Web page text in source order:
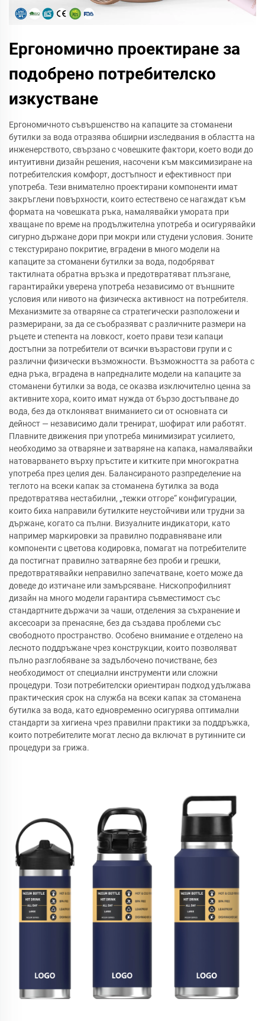
Ергономично проектиране за
подобрено потребителско
изкустване
Ергономичното съвършенство на капаците за стоманени
бутилки за вода отразява обширни изследвания в областта на
инженерството, свързано с човешките фактори, което води до
интуитивни дизайн решения, насочени към максимизиране на
потребителския комфорт, достъпност и ефективност при
употреба. Тези внимателно проектирани компоненти имат
закръглени повърхности, които естествено се нагаждат към
формата на човешката ръка, намалявайки умората при
хващане по време на продължителна употреба и осигурявайки
сигурно държане дори при мокри или студени условия. Зоните
с текстурирано покритие, вградени в много модели на
капаците за стоманени бутилки за вода, подобряват
тактилната обратна връзка и предотвратяват плъзгане,
гарантирайки уверена употреба независимо от външните
условия или нивото на физическа активност на потребителя.
Механизмите за отваряне са стратегически разположени и
размерирани, за да се съобразяват с различните размери на
ръцете и степента на ловкост, което прави тези капаци
достъпни за потребители от всички възрастови групи и с
различни физически възможности. Възможността за работа с
една ръка, вградена в напредналите модели на капаците за
стоманени бутилки за вода, се оказва изключително ценна за
активните хора, които имат нужда от бързо достъпване до
вода, без да отклоняват вниманието си от основната си
дейност — независимо дали тренират, шофират или работят.
Плавните движения при употреба минимизират усилието,
необходимо за отваряне и затваряне на капака, намалявайки
натоварването върху пръстите и китките при многократна
употреба през целия ден. Балансираното разпределение на
теглото на всеки капак за стоманена бутилка за вода
предотвратява нестабилни, „тежки отгоре“ конфигурации,
които биха направили бутилките неустойчиви или трудни за
държане, когато са пълни. Визуалните индикатори, като
например маркировки за правилно подравняване или
компоненти с цветова кодировка, помагат на потребителите
да постигнат правилно затваряне без проби и грешки,
предотвратявайки неправилно запечатване, което може да
доведе до изтичане или замърсяване. Нископрофилният
дизайн на много модели гарантира съвместимост със
стандартните държачи за чаши, отделения за съхранение и
аксесоари за пренасяне, без да създава проблеми със
свободното пространство. Особено внимание е отделено на
лесното поддръжане чрез конструкции, които позволяват
пълно разглобяване за задълбочено почистване, без
необходимост от специални инструменти или сложни
процедури. Този потребителски ориентиран подход удължава
практическия срок на служба на всеки капак за стоманена
бутилка за вода, като едновременно осигурява оптимални
стандарти за хигиена чрез правилни практики за поддръжка,
които потребителите могат лесно да включат в рутинните си
процедури за грижа.